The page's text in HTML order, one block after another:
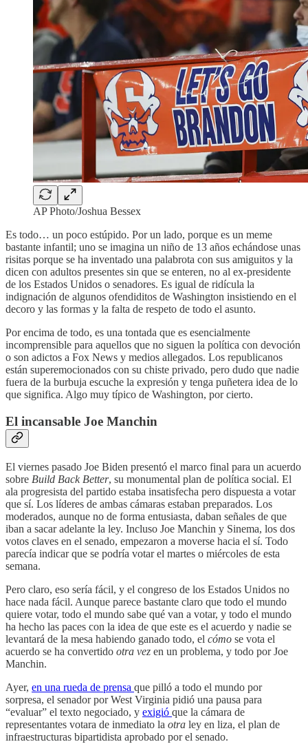
AP Photo/Joshua Bessex
Es todo… un poco estúpido. Por un lado, porque es un meme
bastante infantil; uno se imagina un niño de 13 años echándose unas
risitas porque se ha inventado una palabrota con sus amiguitos y la
dicen con adultos presentes sin que se enteren, no al ex-presidente
de los Estados Unidos o senadores. Es igual de ridícula la
indignación de algunos ofendiditos de Washington insistiendo en el
decoro y las formas y la falta de respeto de todo el asunto.
Por encima de todo, es una tontada que es esencialmente
incomprensible para aquellos que no siguen la política con devoción
o son adictos a Fox News y medios allegados. Los republicanos
están superemocionados con su chiste privado, pero dudo que nadie
fuera de la burbuja escuche la expresión y tenga puñetera idea de lo
que significa. Algo muy típico de Washington, por cierto.
El incansable Joe Manchin
El viernes pasado Joe Biden presentó el marco final para un acuerdo
sobre Build Back Better, su monumental plan de política social. El
ala progresista del partido estaba insatisfecha pero dispuesta a votar
que sí. Los líderes de ambas cámaras estaban preparados. Los
moderados, aunque no de forma entusiasta, daban señales de que
iban a sacar adelante la ley. Incluso Joe Manchin y Sinema, los dos
votos claves en el senado, empezaron a moverse hacia el sí. Todo
parecía indicar que se podría votar el martes o miércoles de esta
semana.
Pero claro, eso sería fácil, y el congreso de los Estados Unidos no
hace nada fácil. Aunque parece bastante claro que todo el mundo
quiere votar, todo el mundo sabe qué van a votar, y todo el mundo
ha hecho las paces con la idea de que este es el acuerdo y nadie se
levantará de la mesa habiendo ganado todo, el cómo se vota el
acuerdo se ha convertido otra vez en un problema, y todo por Joe
Manchin.
Ayer, en una rueda de prensa que pilló a todo el mundo por
sorpresa, el senador por West Virginia pidió una pausa para
“evaluar” el texto negociado, y exigió que la cámara de
representantes votara de inmediato la otra ley en liza, el plan de
infraestructuras bipartidista aprobado por el senado.